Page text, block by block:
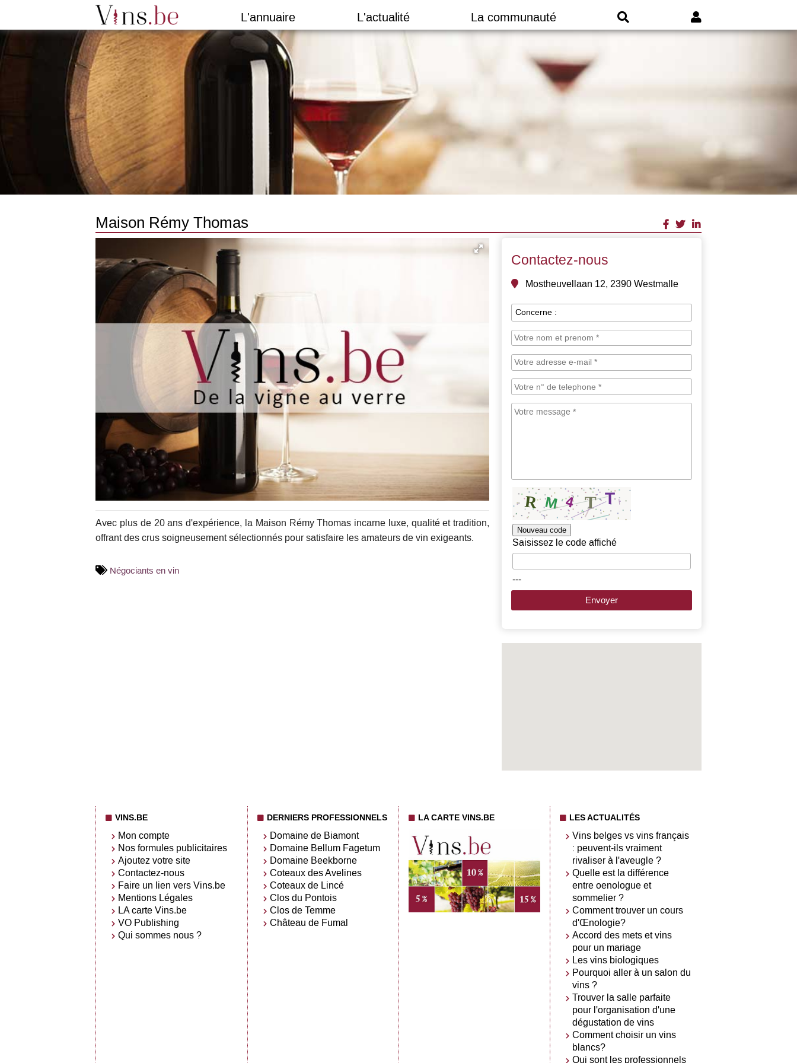
L'annuaire L'actualité La communauté
Maison Rémy Thomas
Avec plus de 20 ans d'expérience, la Maison Rémy Thomas incarne luxe, qualité et tradition,
offrant des crus soigneusement sélectionnés pour satisfaire les amateurs de vin exigeants.
Négociants en vin
Contactez-nous
Mostheuvellaan 12, 2390 Westmalle
Nouveau code
Saisissez le code affiché
---
Envoyer
VINS.BE
Mon compte
Nos formules publicitaires
Ajoutez votre site
Contactez-nous
Faire un lien vers Vins.be
Mentions Légales
LA carte Vins.be
VO Publishing
Qui sommes nous ?
DERNIERS PROFESSIONNELS
Domaine de Biamont
Domaine Bellum Fagetum
Domaine Beekborne
Coteaux des Avelines
Coteaux de Lincé
Clos du Pontois
Clos de Temme
Château de Fumal
LA CARTE VINS.BE LES ACTUALITÉS
Vins belges vs vins français
: peuvent-ils vraiment
rivaliser à l'aveugle ?
Quelle est la différence
entre oenologue et
sommelier ?
Comment trouver un cours
d'Œnologie?
Accord des mets et vins
pour un mariage
Les vins biologiques
Pourquoi aller à un salon du
vins ?
Trouver la salle parfaite
pour l'organisation d'une
dégustation de vins
Comment choisir un vins
blancs?
Qui sont les professionnels